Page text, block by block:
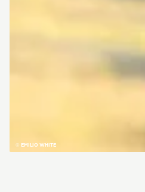
© EMILIO WHITE